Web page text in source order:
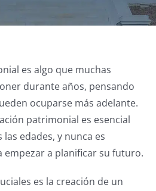
es algo que muchas
durante años, pensando
ocuparse más adelante.
patrimonial es esencial
edades, y nunca es
a planificar su futuro.
es la creación de un